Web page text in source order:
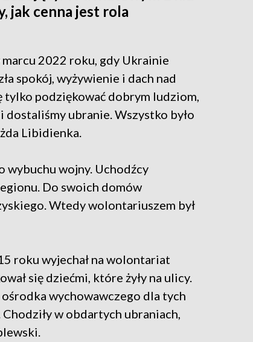
jak cenna jest rola
2022 roku, gdy Ukrainie
spokój, wyżywienie i dach nad
podziękować dobrym ludziom,
dostaliśmy ubranie. Wszystko było
Libidienka.
wybuchu wojny. Uchodźcy
Do swoich domów
Wtedy wolontariuszem był
roku wyjechał na wolontariat
się dziećmi, które żyły na ulicy.
ośrodka wychowawczego dla tych
w obdartych ubraniach,